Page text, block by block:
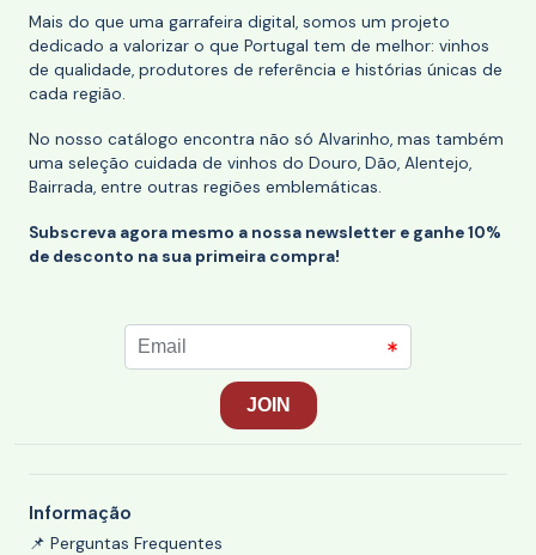
Mais do que uma garrafeira digital, somos um projeto
dedicado a valorizar o que Portugal tem de melhor: vinhos
de qualidade, produtores de referência e histórias únicas de
cada região.
No nosso catálogo encontra não só Alvarinho, mas também
uma seleção cuidada de vinhos do Douro, Dão, Alentejo,
Bairrada, entre outras regiões emblemáticas.
Subscreva agora mesmo a nossa newsletter e ganhe 10%
de desconto na sua primeira compra!
Informação
📌 Perguntas Frequentes